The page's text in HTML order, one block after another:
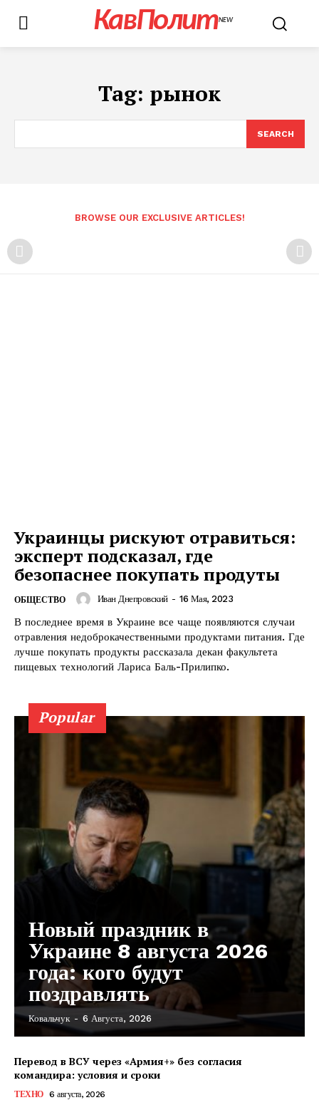
КавПолит
КавПолитNEW
Tag: рынок
SEARCH
BROWSE OUR EXCLUSIVE ARTICLES!
Украинцы рискуют отравиться:
эксперт подсказал, где
безопаснее покупать продуты
ОБЩЕСТВО Иван Днепровский - 16 Мая, 2023
В последнее время в Украине все чаще появляются случаи
отравления недоброкачественными продуктами питания. Где
лучше покупать продукты рассказала декан факультета
пищевых технологий Лариса Баль-Прилипко.
Popular
Новый праздник в
Украине 8 августа 2026
года: кого будут
поздравлять
Ковальчук - 6 Августа, 2026
Перевод в ВСУ через «Армия+» без согласия
командира: условия и сроки
ТЕХНО 6 августа, 2026